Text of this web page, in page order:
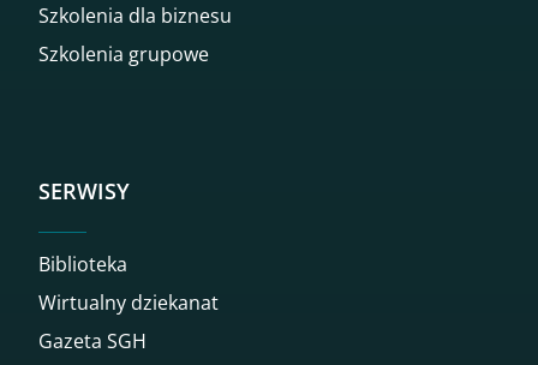
Szkolenia dla biznesu
Szkolenia grupowe
SERWISY
Biblioteka
Wirtualny dziekanat
Gazeta SGH